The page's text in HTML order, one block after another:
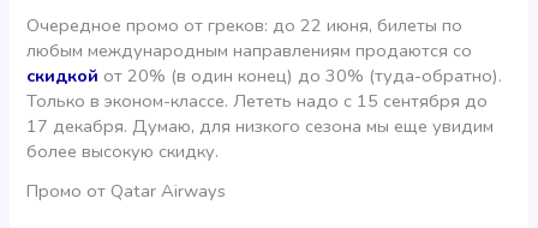
Очередное промо от греков: до 22 июня, билеты по
любым международным направлениям продаются со
скидкой от 20% (в один конец) до 30% (туда-обратно).
Только в эконом-классе. Лететь надо с 15 сентября до
17 декабря. Думаю, для низкого сезона мы еще увидим
более высокую скидку.
Промо от Qatar Airways